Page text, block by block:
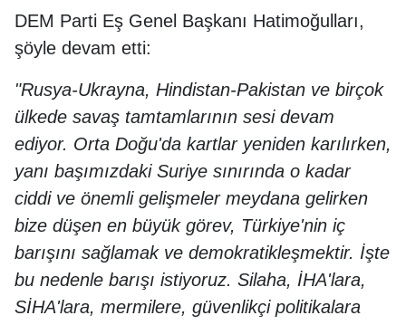
DEM Parti Eş Genel Başkanı Hatimoğulları,
şöyle devam etti:
"Rusya-Ukrayna, Hindistan-Pakistan ve birçok
ülkede savaş tamtamlarının sesi devam
ediyor. Orta Doğu'da kartlar yeniden karılırken,
yanı başımızdaki Suriye sınırında o kadar
ciddi ve önemli gelişmeler meydana gelirken
bize düşen en büyük görev, Türkiye'nin iç
barışını sağlamak ve demokratikleşmektir. İşte
bu nedenle barışı istiyoruz. Silaha, İHA'lara,
SİHA'lara, mermilere, güvenlikçi politikalara